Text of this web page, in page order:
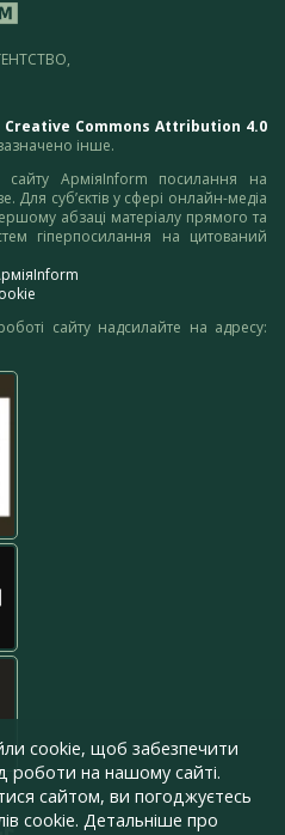
Creative Commons Attribution 4.0
інше.
сайту АрміяInform посилання на
Для суб’єктів у сфері онлайн-медіа
абзаці матеріалу прямого та
гіперпосилання на цитований
сайту надсилайте на адресу:
cookie, щоб забезпечити
роботи на нашому сайті.
сайтом, ви погоджуєтесь
cookie. Детальніше про